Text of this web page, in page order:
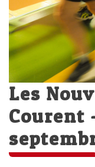
Les
Courent